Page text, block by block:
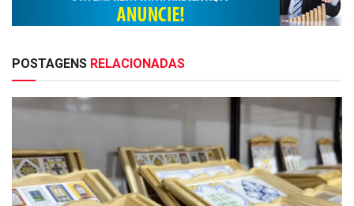
POSTAGENS RELACIONADAS